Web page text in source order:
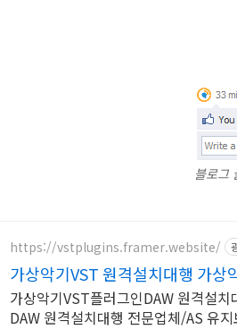
블로그
https://vstplugins.framer.website/
가상악기VST 원격설치대행 가상
가상악기VST플러그인DAW 원격설
DAW 원격설치대행 전문업체/AS 유